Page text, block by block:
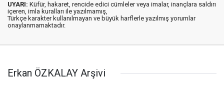
UYARI: Küfür, hakaret, rencide edici cümleler veya imalar, inançlara saldırı
içeren, imla kuralları ile yazılmamış,
Türkçe karakter kullanılmayan ve büyük harflerle yazılmış yorumlar
onaylanmamaktadır.
Erkan ÖZKALAY Arşivi